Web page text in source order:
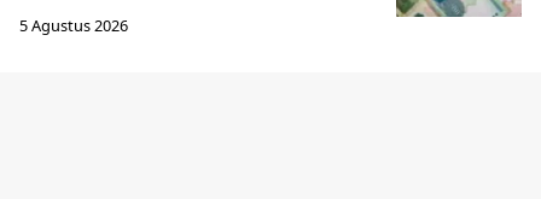
5 Agustus 2026